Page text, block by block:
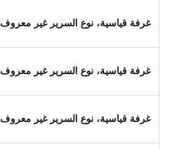
غرفة قياسية، نوع السرير غير معروف
غرفة قياسية، نوع السرير غير معروف
غرفة قياسية، نوع السرير غير معروف